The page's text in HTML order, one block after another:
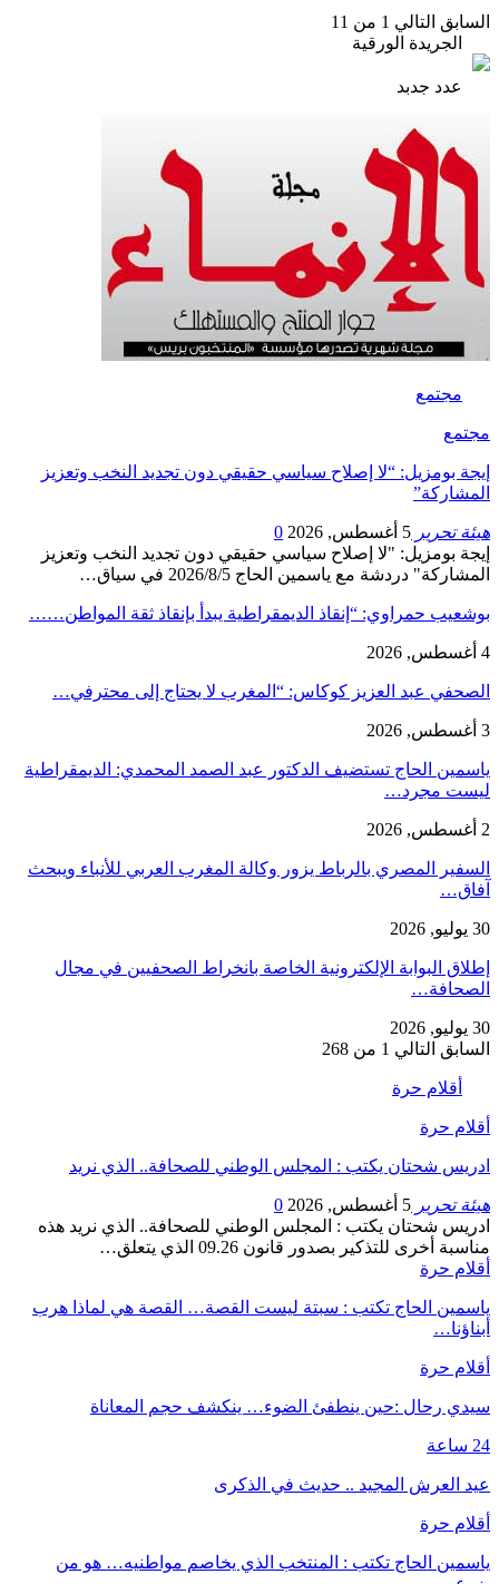
السابق التالي 1 من 11
الجريدة الورقية
عدد جدبد
مجتمع
مجتمع
إيجة بومزيل: “لا إصلاح سياسي حقيقي دون تجديد النخب وتعزيز
المشاركة”
هيئة تحرير 5 أغسطس, 2026
0
إيجة بومزيل: "لا إصلاح سياسي حقيقي دون تجديد النخب وتعزيز
المشاركة" دردشة مع ياسمين الحاج 2026/8/5 في سياق…
بوشعيب حمراوي: “إنقاذ الديمقراطية يبدأ بإنقاذ ثقة المواطن……
4 أغسطس, 2026
الصحفي عبد العزيز كوكاس: “المغرب لا يحتاج إلى محترفي…
3 أغسطس, 2026
ياسمين الحاج تستضيف الدكتور عبد الصمد المحمدي: الديمقراطية
ليست مجرد…
2 أغسطس, 2026
السفير المصري بالرباط يزور وكالة المغرب العربي للأنباء ويبحث
آفاق…
30 يوليو, 2026
إطلاق البوابة الإلكترونية الخاصة بانخراط الصحفيين في مجال
الصحافة…
30 يوليو, 2026
السابق التالي 1 من 268
أقلام حرة
أقلام حرة
ادريس شحتان يكتب : المجلس الوطني للصحافة.. الذي نريد
هيئة تحرير 5 أغسطس, 2026
0
ادريس شحتان يكتب : المجلس الوطني للصحافة.. الذي نريد هذه
مناسبة أخرى للتذكير بصدور قانون 09.26 الذي يتعلق…
أقلام حرة
ياسمين الحاج تكتب : سبتة ليست القصة… القصة هي لماذا هرب
أبناؤنا…
أقلام حرة
سيدي رحال :حين ينطفئ الضوء… ينكشف حجم المعاناة
24 ساعة
عيد العرش المجيد .. حديث في الذكرى
أقلام حرة
ياسمين الحاج تكتب : المنتخب الذي يخاصم مواطنيه… هو من